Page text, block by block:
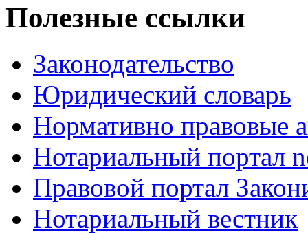
Полезные ссылки
Законодательство
Юридический словарь
Нормативно правовые
Нотариальный портал
Правовой портал
Нотариальный вестник